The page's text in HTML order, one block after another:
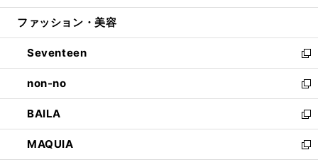
開
ウ
開
く
ン
ウ
で
開
く
ウ
ン
ド
ウ
で
開
く
ファッション・美容
Seventeen
新
し
い
ウ
ィ
ン
ド
non-no
新
し
い
ウ
ィ
BAILA
新
し
い
MAQUIA
新